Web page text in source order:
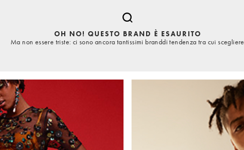
OH NO! QUESTO BRAND È ESAURITO
Ma non essere triste: ci sono ancora tantissimi branddi tendenza tra cui scegliere